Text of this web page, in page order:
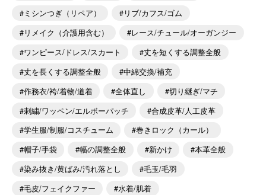
ミシンつぎ（リペア）
リブ/カフス/ゴム
リメイク（介護用含む）
レース/チュール/オーガンジー
ワンピース/ドレス/スカート
丈を短くする調整全般
丈を長くする調整全般
中綿交換/補充
作務衣/袴/着物/道着
全体直し
切り継ぎ/マチ
刺繍/ワッペン/エルボーパッチ
合成皮革/人工皮革
学生服/制服/コスチューム
巻きロック（カール）
帽子/手袋
幅の調整全般 新かけ
本革全般
染み抜き/黄ばみ/汚れ落とし
毛玉/毛羽
毛皮/フェイクファー
水着/肌着